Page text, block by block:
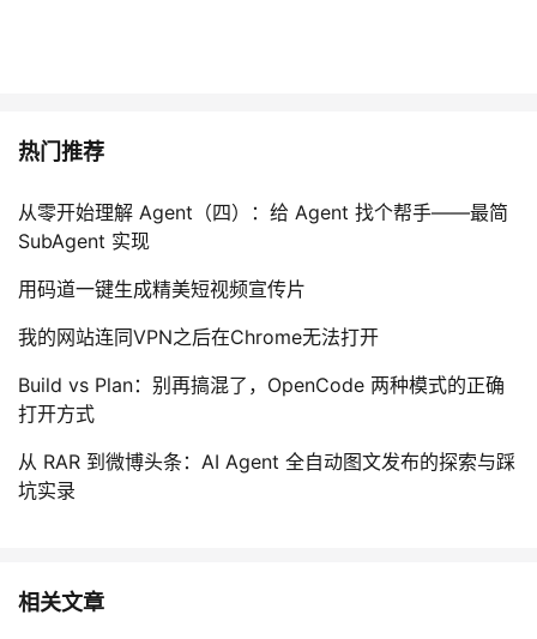
热门推荐
从零开始理解 Agent（四）：给 Agent 找个帮手——最简
SubAgent 实现
用码道一键生成精美短视频宣传片
我的网站连同VPN之后在Chrome无法打开
Build vs Plan：别再搞混了，OpenCode 两种模式的正确
打开方式
从 RAR 到微博头条：AI Agent 全自动图文发布的探索与踩
坑实录
相关文章